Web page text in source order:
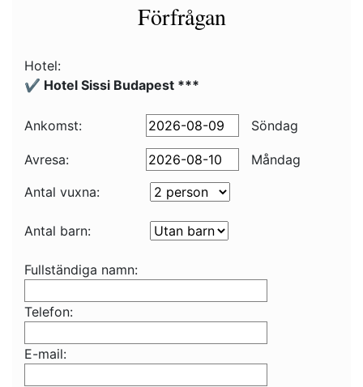
Förfrågan
Hotel:
✔️ Hotel Sissi Budapest ***
Ankomst: Söndag
Avresa:
Måndag
Antal vuxna:
Antal barn:
Fullständiga namn:
Telefon:
E-mail: